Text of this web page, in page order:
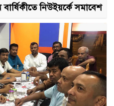
নিউইয়র্কে সমাবেশ